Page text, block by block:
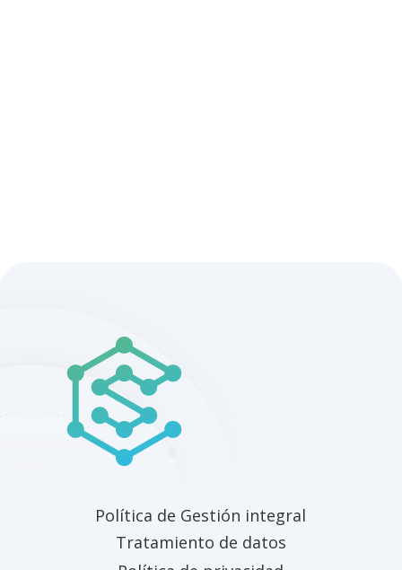
Política de Gestión integral
Tratamiento de datos